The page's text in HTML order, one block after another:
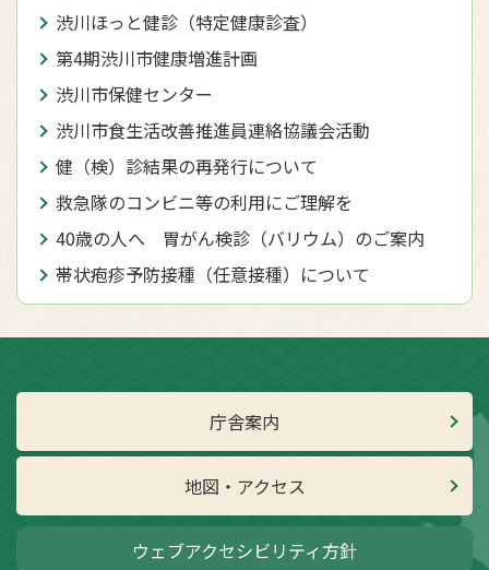
渋川ほっと健診（特定健康診査）
第4期渋川市健康増進計画
渋川市保健センター
渋川市食生活改善推進員連絡協議会活動
健（検）診結果の再発行について
救急隊のコンビニ等の利用にご理解を
40歳の人へ 胃がん検診（バリウム）のご案内
帯状疱疹予防接種（任意接種）について
庁舎案内
地図・アクセス
ウェブアクセシビリティ方針